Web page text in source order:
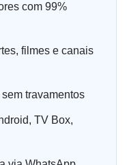
com 99%
filmes e canais
travamentos
TV Box,